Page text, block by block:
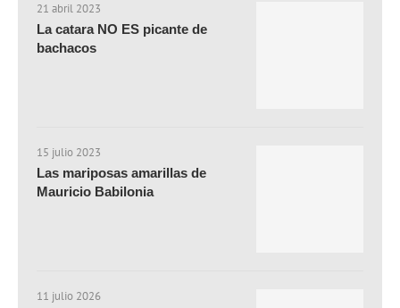
21 abril 2023
La catara NO ES picante de
bachacos
15 julio 2023
Las mariposas amarillas de
Mauricio Babilonia
11 julio 2026